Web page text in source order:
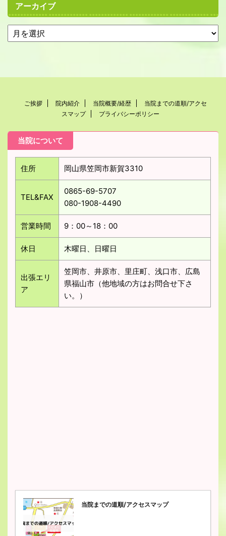
アーカイブ
ご挨拶 院内紹介 当院概要/経歴
当院までの道順/アクセ
スマップ
プライバシーポリシー
当院について
住所 岡山県笠岡市新賀3310
TEL&FAX
0865-69-5707
080-1908-4490
営業時間 9：00～18：00
休日 木曜日、日曜日
出張エリ
ア
笠岡市、井原市、里庄町、浅口市、広島
県福山市（他地域の方はお問合せ下さ
い。）
当院までの道順/アクセスマップ